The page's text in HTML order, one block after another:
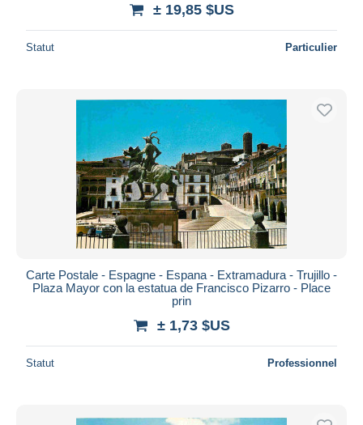
± 19,85 $US
Statut Particulier
Carte Postale - Espagne - Espana - Extramadura - Trujillo -
Plaza Mayor con la estatua de Francisco Pizarro - Place
prin
± 1,73 $US
Statut Professionnel